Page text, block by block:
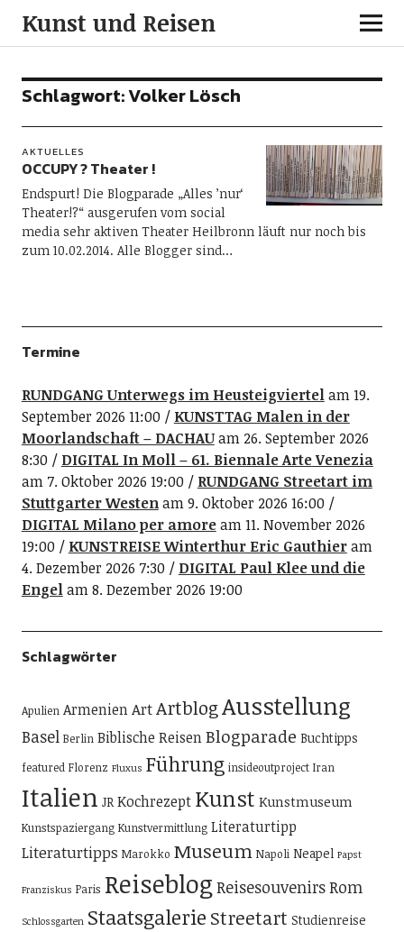
Kunst und Reisen
Schlagwort:Volker Lösch
AKTUELLES
OCCUPY ? Theater !
Endspurt! Die Blogparade „Alles ’nur‘
Theater!?“ ausgerufen vom social
media sehr aktiven Theater Heilbronn läuft nur noch bis
zum 10.02.2014. Alle Blogger sind…
Termine
RUNDGANG Unterwegs im Heusteigviertelam 19.
September 2026 11:00
KUNSTTAG Malen in der
Moorlandschaft – DACHAUam 26. September 2026
8:30
DIGITAL In Moll – 61. Biennale Arte Venezia
am 7. Oktober 2026 19:00
RUNDGANG Streetart im
Stuttgarter Westenam 9. Oktober 2026 16:00
DIGITAL Milano per amoream 11. November 2026
19:00
KUNSTREISE Winterthur Eric Gauthieram
4. Dezember 2026 7:30
DIGITAL Paul Klee und die
Engelam 8. Dezember 2026 19:00
Schlagwörter
Apulien ArmenienArtArtblogAusstellung
Basel Berlin Biblische ReisenBlogparade Buchtipps
featured Florenz Fluxus Führung insideoutproject Iran
Italien JR Kochrezept Kunst Kunstmuseum
Kunstspaziergang Kunstvermittlung Literaturtipp
Literaturtipps Marokko Museum Napoli Neapel Papst
Franziskus Paris Reiseblog ReisesouvenirsRom
Schlossgarten Staatsgalerie Streetart Studienreise